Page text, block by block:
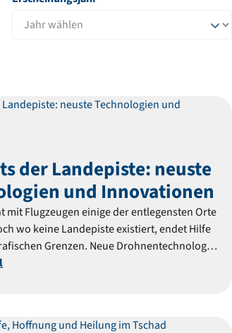
der Landepiste: neuste
und Innovationen
mit Flugzeugen einige der entlegensten Orte
wo keine Landepiste existiert, endet Hilfe
Grenzen. Neue Drohnentechnologie
– und Menschen erreichen, die bisher